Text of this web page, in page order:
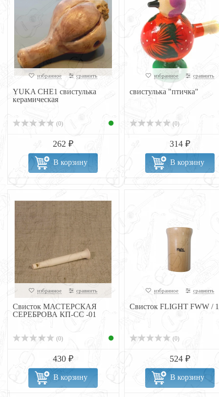
избранное сравнить
YUKA CHE1 свистулька
керамическая
(0)
262 ₽
В корзину
избранное сравнить
свистулька "птичка"
(0)
314 ₽
В корзину
избранное сравнить
Свисток МАСТЕРСКАЯ
СЕРЕБРОВА КП-СС -01
(0)
430 ₽
В корзину
избранное сравнить
Свисток FLIGHT FWW / 1
(0)
524 ₽
В корзину